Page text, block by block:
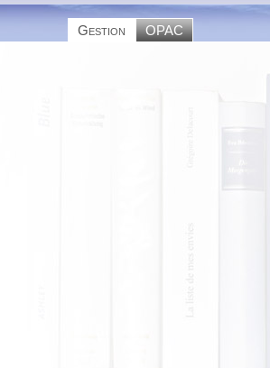
Gestion OPAC